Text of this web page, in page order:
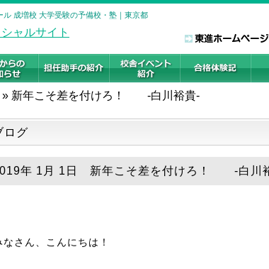
成増校 大学受験の予備校・塾｜東京都
» 新年こそ差を付けろ！ -白川裕貴-
ログ
年 1月 1日 新年こそ差を付けろ！ -白川
なさん、こんにちは！